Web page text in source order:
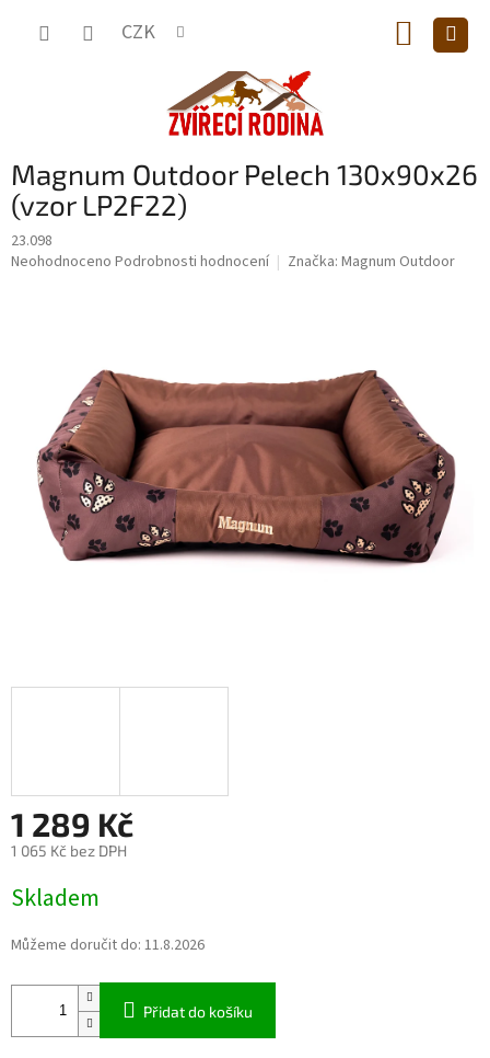
CZK
KOŠÍK
Magnum Outdoor Pelech 130x90x26
(vzor LP2F22)
23.098
Průměrné
hvězdiček.
Neohodnoceno Podrobnosti hodnocení Značka: Magnum Outdoor
1 289 Kč
1 065 Kč bez DPH
cena:
Skladem
Můžeme doručit do: 11.8.2026
Přidat do košíku